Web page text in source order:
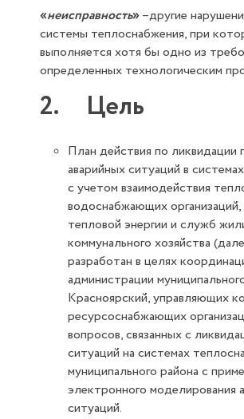
«неисправность»–другие
системы теплоснабжения, при
выполняется хотя бы одно из
определенных технологическим
2. Цель
План действия по ликвидации
аварийных ситуаций в
с учетом взаимодействия
водоснабжающих
тепловой энергии и служб
коммунального хозяйства
разработан в целях
администрации
Красноярский, управляющих
ресурсоснабжающих
вопросов, связанных с
ситуаций на системах
муниципального района с
электронного моделирования
ситуаций.